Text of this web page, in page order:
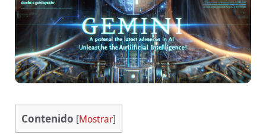
Contenido [Mostrar]